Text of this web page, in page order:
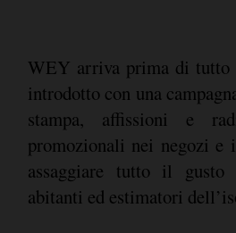
WEY arriva prima di tutto
introdotto con una
stampa, affissioni e
promozionali nei negozi e
assaggiare tutto il gusto
abitanti ed estimatori